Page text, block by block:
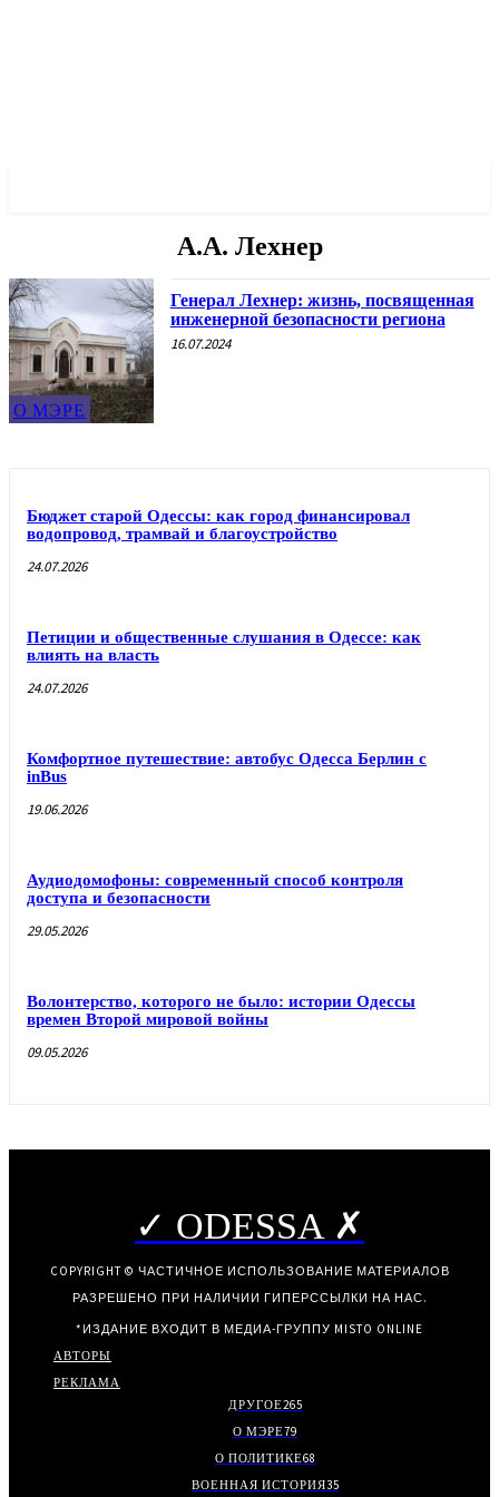
А.А. Лехнер
О МЭРЕ
Генерал Лехнер: жизнь, посвященная
инженерной безопасности региона
16.07.2024
Бюджет старой Одессы: как город финансировал
водопровод, трамвай и благоустройство
24.07.2026
Петиции и общественные слушания в Одессе: как
влиять на власть
24.07.2026
Комфортное путешествие: автобус Одесса Берлин с
inBus
19.06.2026
Аудиодомофоны: современный способ контроля
доступа и безопасности
29.05.2026
Волонтерство, которого не было: истории Одессы
времен Второй мировой войны
09.05.2026
✓ ODESSA ✗
COPYRIGHT © ЧАСТИЧНОЕ ИСПОЛЬЗОВАНИЕ МАТЕРИАЛОВ
РАЗРЕШЕНО ПРИ НАЛИЧИИ ГИПЕРССЫЛКИ НА НАС.
*ИЗДАНИЕ ВХОДИТ В МЕДИА-ГРУППУ MISTO ONLINE
АВТОРЫ
РЕКЛАМА
ДРУГОЕ265
О МЭРЕ79
О ПОЛИТИКЕ68
ВОЕННАЯ ИСТОРИЯ35